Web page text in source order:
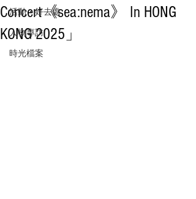
活動・好去處
人物專訪
時光檔案
Concert《sea:nema》 In HONG
KONG 2025」